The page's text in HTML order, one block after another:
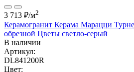
3 713 ₽/м2
Керамогранит Керама Марацци
обрезной Цветы светло-серый
В наличии
Артикул:
DL841200R
Цвет: